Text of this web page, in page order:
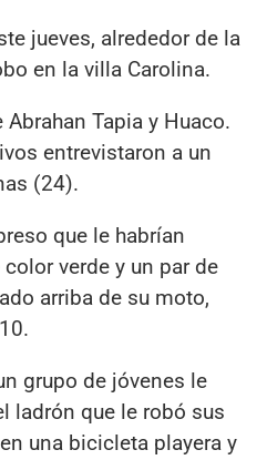
jueves, alrededor de la
en la villa Carolina.
Tapia y Huaco.
entrevistaron a un
(24).
que le habrían
verde y un par de
arriba de su moto,
grupo de jóvenes le
ladrón que le robó sus
una bicicleta playera y